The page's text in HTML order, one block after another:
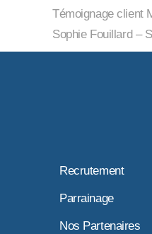
Témoignage client
Sophie Fouillard –
Recrutement
Parrainage
Nos Partenaires